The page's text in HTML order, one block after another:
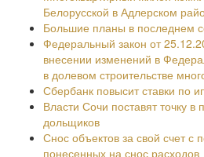
Белорусской в Адлерском
Большие планы в последнем
Федеральный закон от
внесении изменений в
в долевом строительстве
Сбербанк повысит ставки по
Власти Сочи поставят точку
дольщиков
Снос объектов за свой счет
понесенных на снос расходов